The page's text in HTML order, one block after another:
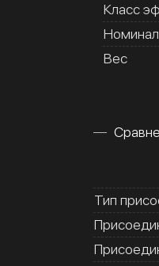
Класс
Вес
Тип